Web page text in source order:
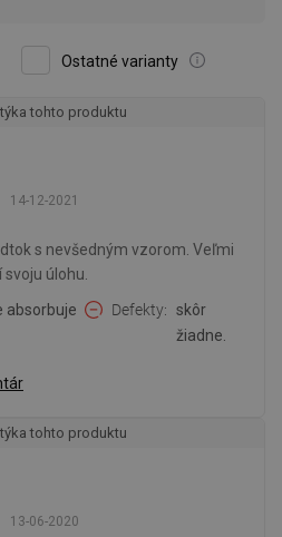
Ostatné varianty
tohto produktu
14-12-2021
s nevšedným vzorom. Veľmi
svoju úlohu.
absorbuje
Defekty
skôr
žiadne.
tohto produktu
13-06-2020